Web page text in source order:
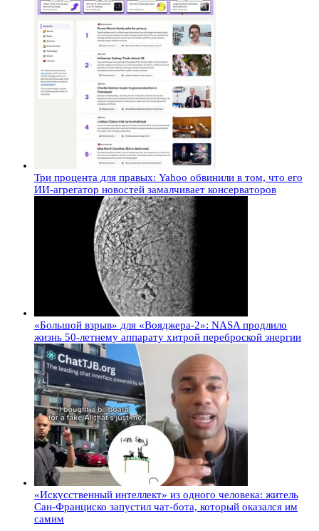
Три процента для правых: Yahoo обвинили в том, что его
ИИ-агрегатор новостей замалчивает консерваторов
«Большой взрыв» для «Вояджера-2»: NASA продлило
жизнь 50-летнему аппарату хитрой переброской энергии
«Искусственный интеллект» из одного человека: житель
Сан-Франциско запустил чат-бота, который оказался им
самим